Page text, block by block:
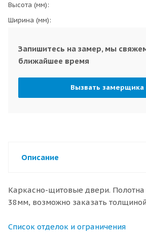
Высота (мм)
Ширина (мм)
Запишитесь на замер, мы
ближайшее время
Вызвать замерщика
Описание
Каркасно-щитовые двери.
38мм, возможно заказать
Список отделок и ограничения